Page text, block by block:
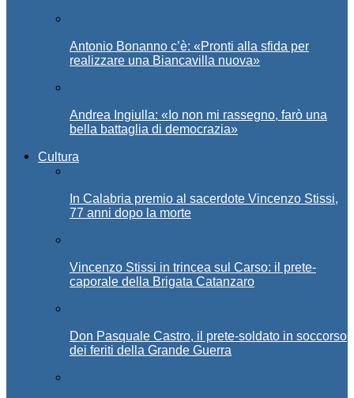
Antonio Bonanno c’è: «Pronti alla sfida per
realizzare una Biancavilla nuova»
Andrea Ingiulla: «Io non mi rassegno, farò una
bella battaglia di democrazia»
Cultura
In Calabria premio al sacerdote Vincenzo Stissi,
77 anni dopo la morte
Vincenzo Stissi in trincea sul Carso: il prete-
caporale della Brigata Catanzaro
Don Pasquale Castro, il prete-soldato in soccorso
dei feriti della Grande Guerra